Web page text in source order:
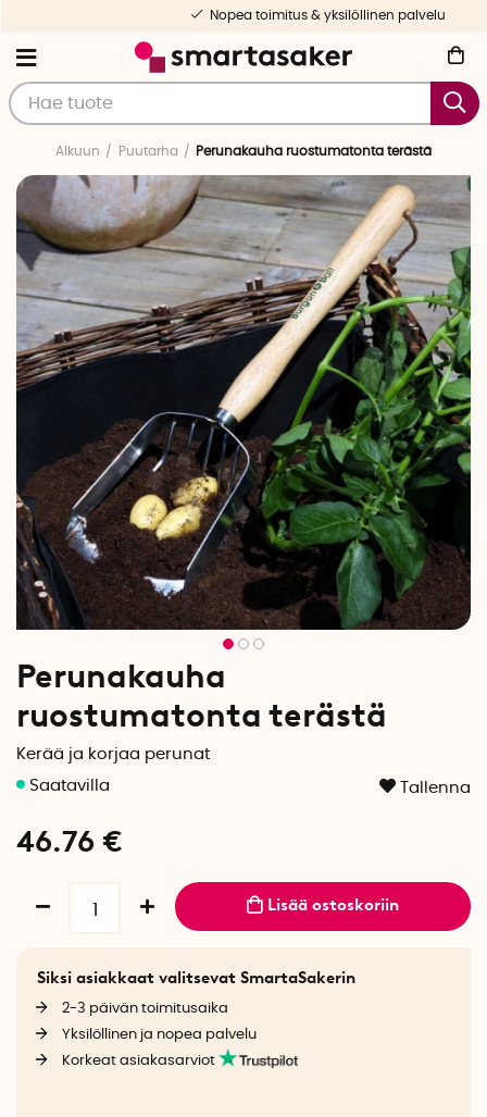
Nopea toimitus & yksilöllinen palvelu
Alkuun Puutarha Perunakauha ruostumatonta terästä
Perunakauha
ruostumatonta terästä
Kerää ja korjaa perunat
Tallenna
46.76 €
Lisää ostoskoriin
Siksi asiakkaat valitsevat SmartaSakerin
2-3 päivän toimitusaika
Yksilöllinen ja nopea palvelu
Korkeat asiakasarviot